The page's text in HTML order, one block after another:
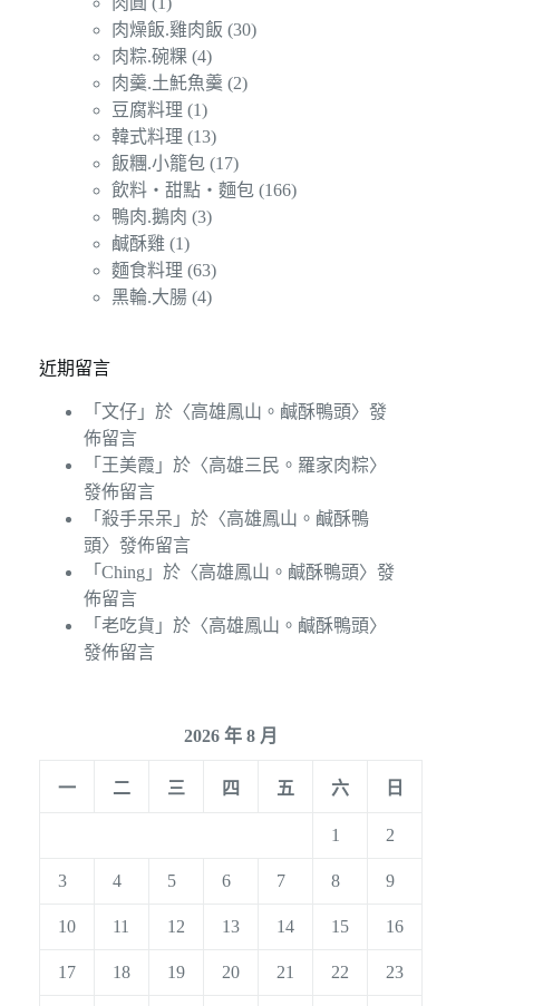
肉燥飯.雞肉飯 (30)
肉粽.碗粿 (4)
肉羹.土魠魚羹 (2)
豆腐料理 (1)
韓式料理 (13)
飯糰.小籠包 (17)
飲料‧甜點‧麵包 (166)
鴨肉.鵝肉 (3)
鹹酥雞 (1)
麵食料理 (63)
黑輪.大腸 (4)
近期留言
「文仔 」於〈高雄鳳山。鹹酥鴨頭〉發
佈留言
「 王美霞 」於〈高雄三民。羅家肉粽〉
發佈留言
「殺手呆呆 」於〈高雄鳳山。鹹酥鴨
頭〉發佈留言
「Ching 」於〈高雄鳳山。鹹酥鴨頭〉發
佈留言
「老吃貨 」於〈高雄鳳山。鹹酥鴨頭〉
發佈留言
2026 年 8 月
一 二 三 四 五 六 日
1 2
3 4 5 6 7 8 9
10 11 12 13 14 15 16
17 18 19 20 21 22 23